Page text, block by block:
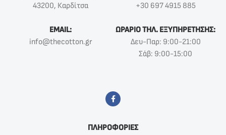
43200, Καρδίτσα
+30 697 4915 885
EMAIL:
info@thecotton.gr
ΩΡΑΡΙΟ ΤΗΛ. ΕΞΥΠΗΡΕΤΗΣΗΣ:
Δευ-Παρ: 9:00-21:00
Σάβ: 9:00-15:00
ΠΛΗΡΟΦΟΡΙΕΣ